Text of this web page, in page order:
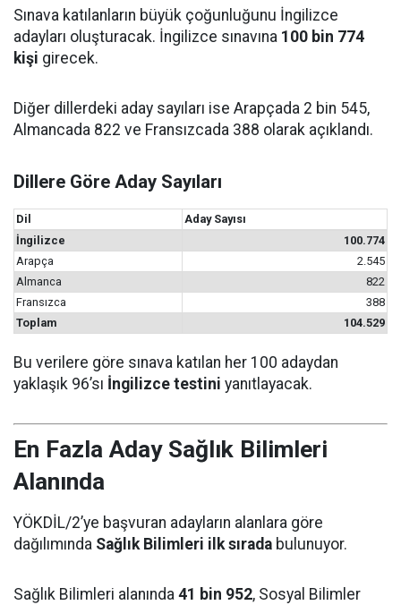
Sınava katılanların büyük çoğunluğunu İngilizce
adayları oluşturacak. İngilizce sınavına 100 bin 774
kişi girecek.
Diğer dillerdeki aday sayıları ise Arapçada 2 bin 545,
Almancada 822 ve Fransızcada 388 olarak açıklandı.
Dillere Göre Aday Sayıları
Dil
Aday Sayısı
İngilizce
100.774
Arapça
2.545
Almanca
822
Fransızca
388
Toplam
104.529
Bu verilere göre sınava katılan her 100 adaydan
yaklaşık 96’sı İngilizce testini yanıtlayacak.
En Fazla Aday Sağlık Bilimleri
Alanında
YÖKDİL/2’ye başvuran adayların alanlara göre
dağılımında Sağlık Bilimleri ilk sırada bulunuyor.
Sağlık Bilimleri alanında 41 bin 952, Sosyal Bilimler